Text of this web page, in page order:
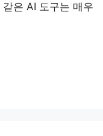
은 AI 도구는 매우